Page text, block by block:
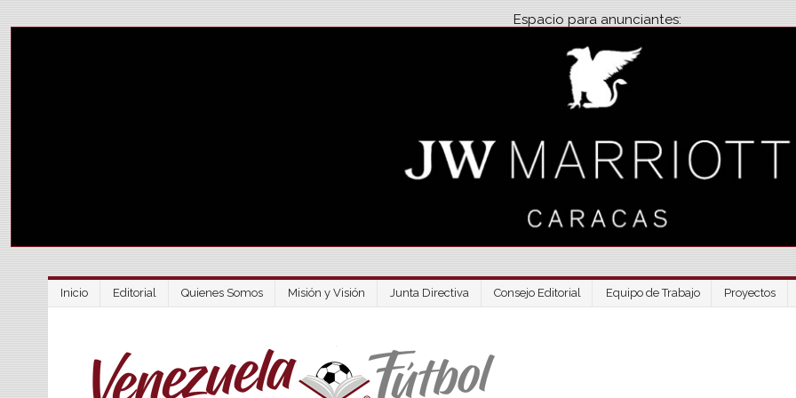
Espacio para anunciantes:
Inicio Editorial Quienes Somos Misión y Visión Junta Directiva Consejo Editorial Equipo de Trabajo Proyectos